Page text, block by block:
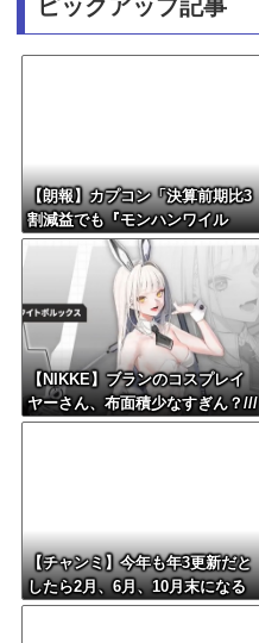
ピックアップ記事
【朗報】カプコン「決算前期比3
割減益でも『モンハンワイル
ズ』で逆転するから！」
【NIKKE】ブランのコスプレイ
ヤーさん、布面積少なすぎん？///
【チャンミ】今年も年3更新だと
したら2月、6月、10月末になる
けどこれ毎回LoH月だから暇すぎ